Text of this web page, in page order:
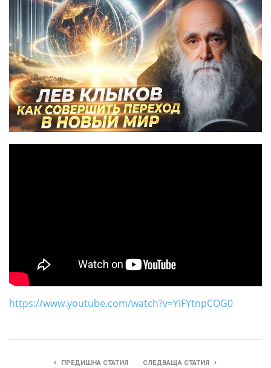
https://www.youtube.com/watch?v=YiFYtnpCOG0
ПРЕДИШНА СТАТИЯ СЛЕДВАЩА СТАТИЯ